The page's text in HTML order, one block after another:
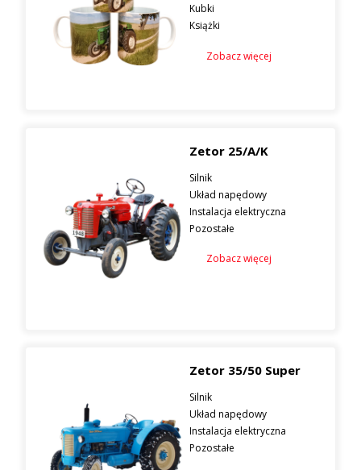
Kubki
Książki
Zobacz więcej
Zetor 25/A/K
Silnik
Układ napędowy
Instalacja elektryczna
Pozostałe
Zobacz więcej
Zetor 35/50 Super
Silnik
Układ napędowy
Instalacja elektryczna
Pozostałe